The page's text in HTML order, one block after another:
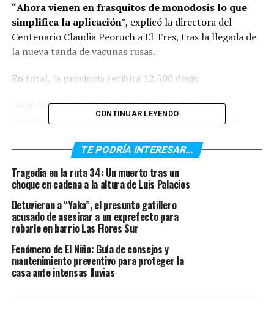
“Ahora vienen en frasquitos de monodosis lo que
simplifica la aplicación”, explicó la directora del
Centenario Claudia Peoruch a El Tres, tras la llegada de
la nueva tanda de vacunas rusas.
En total, la provincia recibirá 12.500 dosis.
Llegó la segunda dosis de la vacuna al Centenario
Este martes también llegaron al santafesino Cullen
secretario de Salud de la provincia, Jorge Prieto, en
“Con la llegada del segundo componente
garantiza y da una seguridada todos aquellos que
accedieron a aplicarse la vacuna”, destacó Prieto.
“Estábamos todos expectantes porque lleguen las
segundas dosis, para completar la inmunización del
plantel y que puedan trabajar más tranquilos, para
CONTINUAR LEYENDO
TE PODRÍA INTERESAR...
Tragedia en la ruta 34: Un muerto tras un
choque en cadena a la altura de Luis Palacios
Detuvieron a “Yaka”, el presunto gatillero
acusado de asesinar a un exprefecto para
robarle en barrio Las Flores Sur
Fenómeno de El Niño: Guía de consejos y
mantenimiento preventivo para proteger la
casa ante intensas lluvias